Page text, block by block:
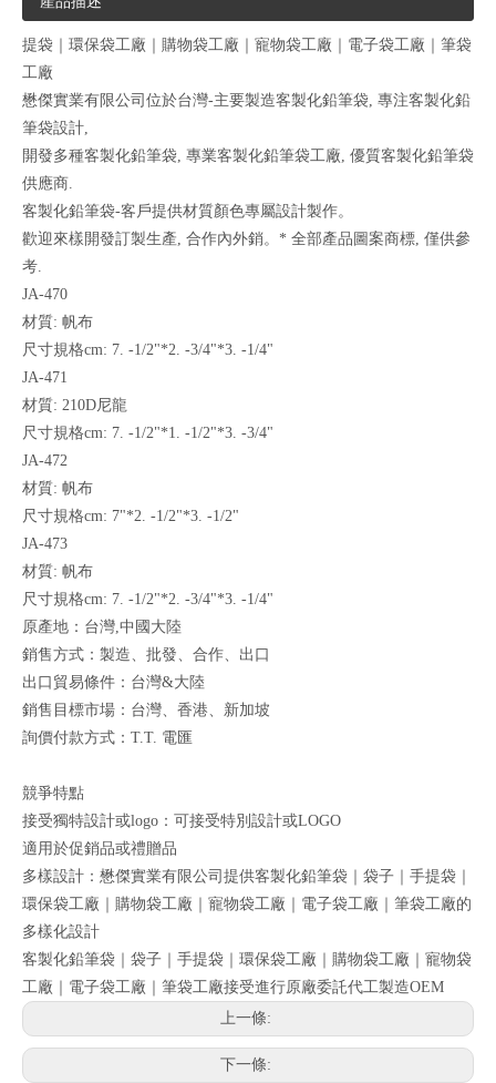
提袋｜環保袋工廠｜購物袋工廠｜寵物袋工廠｜電子袋工廠｜筆袋
工廠
懋傑實業有限公司位於台灣-主要製造客製化鉛筆袋, 專注客製化鉛
筆袋設計,
開發多種客製化鉛筆袋, 專業客製化鉛筆袋工廠, 優質客製化鉛筆袋
供應商.
客製化鉛筆袋-客戶提供材質顏色專屬設計製作。
歡迎來樣開發訂製生產, 合作內外銷。* 全部產品圖案商標, 僅供參
考.
JA-470
材質: 帆布
尺寸規格cm: 7. -1/2"*2. -3/4"*3. -1/4"
JA-471
材質: 210D尼龍
尺寸規格cm: 7. -1/2"*1. -1/2"*3. -3/4"
JA-472
材質: 帆布
尺寸規格cm: 7"*2. -1/2"*3. -1/2"
JA-473
材質: 帆布
尺寸規格cm: 7. -1/2"*2. -3/4"*3. -1/4"
原產地：台灣,中國大陸
銷售方式：製造、批發、合作、出口
出口貿易條件：台灣&大陸
銷售目標市場：台灣、香港、新加坡
詢價付款方式：T.T. 電匯
競爭特點
接受獨特設計或logo：可接受特別設計或LOGO
適用於促銷品或禮贈品
多樣設計：懋傑實業有限公司提供客製化鉛筆袋｜袋子｜手提袋｜
環保袋工廠｜購物袋工廠｜寵物袋工廠｜電子袋工廠｜筆袋工廠的
多樣化設計
客製化鉛筆袋｜袋子｜手提袋｜環保袋工廠｜購物袋工廠｜寵物袋
工廠｜電子袋工廠｜筆袋工廠接受進行原廠委託代工製造OEM
上一條:
下一條: